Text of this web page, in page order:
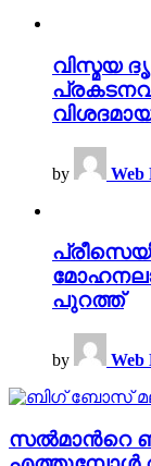
വിസ്മയ
by Web
പുറത്ത്
by Web
സൽമാന്‍റെ